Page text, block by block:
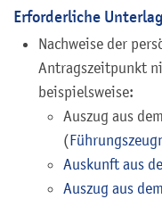
Erforderliche
Nachweise der
Antragszeitpunkt
beispielsweise:
Auszug aus
(
Auskunft aus
Auszug aus